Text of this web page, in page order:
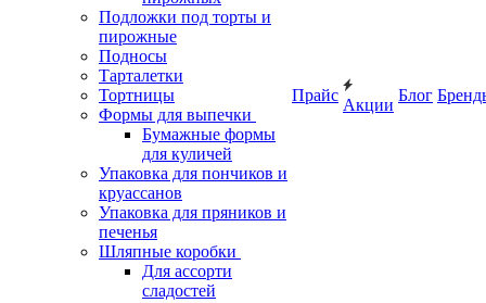
Подложки под торты и
пирожные
Подносы
Тарталетки
Тортницы
Формы для выпечки
Бумажные формы
для куличей
Упаковка для пончиков и
круассанов
Упаковка для пряников и
печенья
Шляпные коробки
Для ассорти
сладостей
Прайс
Акции
Блог